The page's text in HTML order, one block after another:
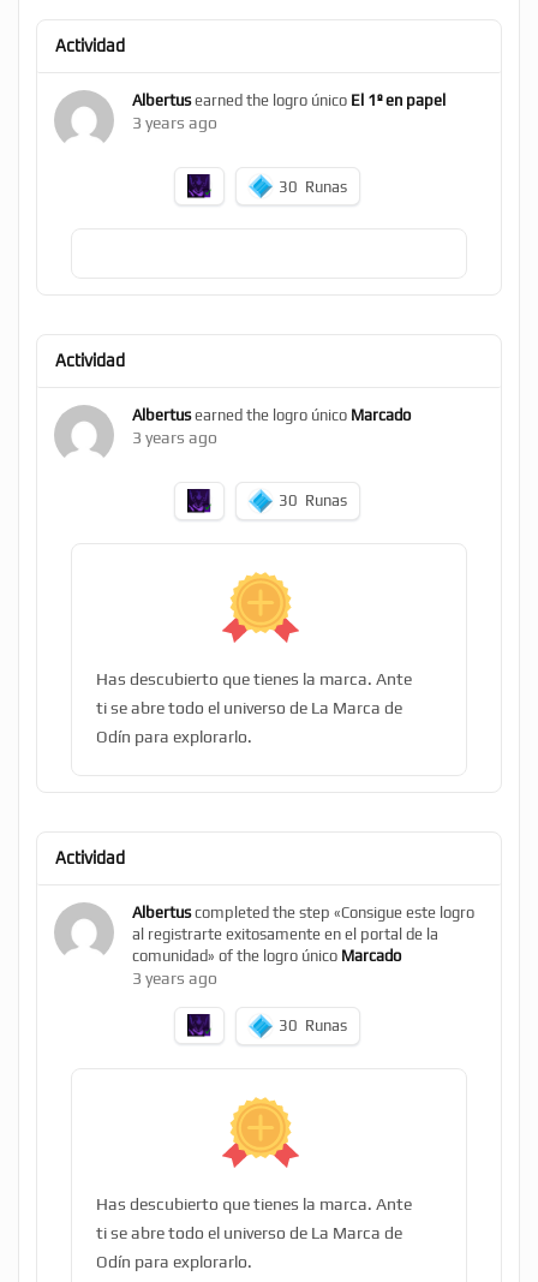
Actividad
Albertusearned the logro único El 1º en papel
3 years ago
30 Runas
Actividad
Albertusearned the logro único Marcado
3 years ago
30 Runas
Has descubierto que tienes la marca. Ante
ti se abre todo el universo de La Marca de
Odín para explorarlo.
Actividad
Albertuscompleted the step «Consigue este logro
al registrarte exitosamente en el portal de la
comunidad» of the logro único Marcado
3 years ago
30 Runas
Has descubierto que tienes la marca. Ante
ti se abre todo el universo de La Marca de
Odín para explorarlo.